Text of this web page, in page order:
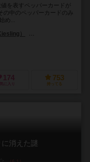
を表すペッパーカードが
の中のペッパーカードのみ
め...
）
174
気に入り
753
持ってる
消えた謎